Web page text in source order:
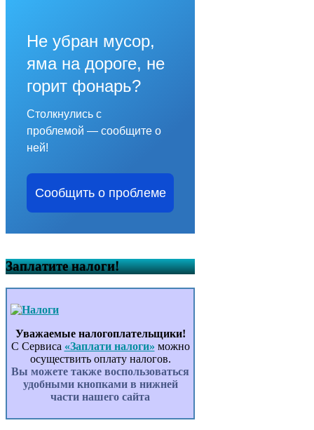
Не убран мусор,
яма на дороге, не
горит фонарь?
Столкнулись с
проблемой — сообщите о
ней!
Сообщить о проблеме
Заплатите налоги!
Уважаемые налогоплательщики!
С Сервиса «Заплати налоги» можно
осуществить оплату налогов.
Вы можете также воспользоваться
удобными кнопками в нижней
части нашего сайта